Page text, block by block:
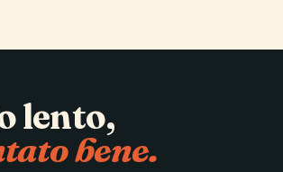
lento,
bene.